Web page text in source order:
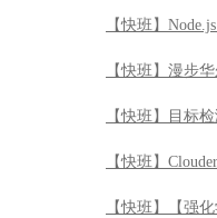
【快班】
【快班】漫步
【快班】目标
【快班】
【快班】【强